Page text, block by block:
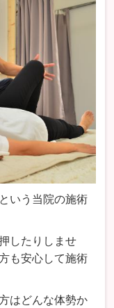
という当院の施術
したりしませ
も安心して施術
はどんな体勢か